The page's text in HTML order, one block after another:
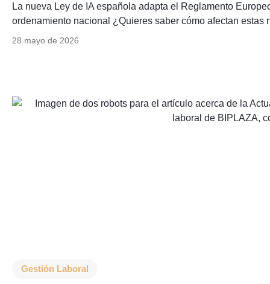
La nueva Ley de IA española adapta el Reglamento
ordenamiento nacional ¿Quieres saber cómo afectan estas
28 mayo de 2026
Gestión Laboral